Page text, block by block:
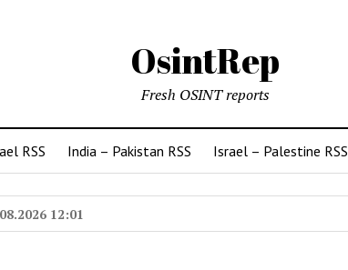
OsintRep
Fresh OSINT reports
RSS India – Pakistan RSS Israel – Palestine RSS
12:01